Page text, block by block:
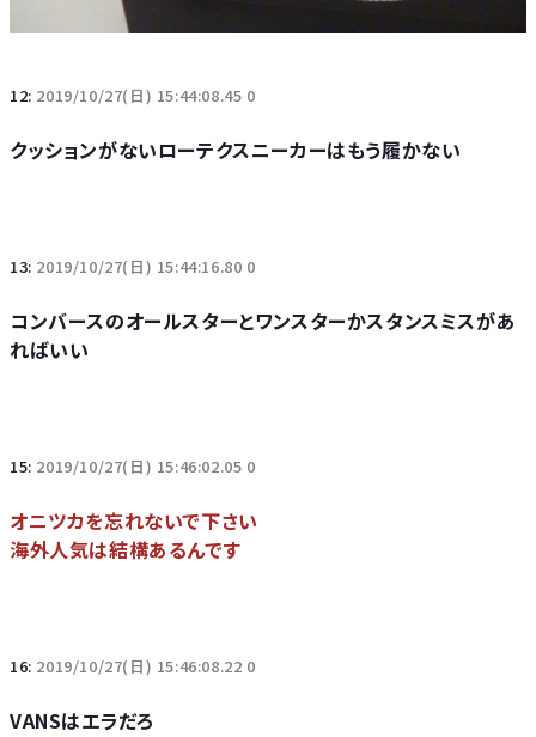
12: 2019/10/27(日) 15:44:08.45 0
クッションがないローテクスニーカーはもう履かない
13: 2019/10/27(日) 15:44:16.80 0
コンバースのオールスターとワンスターかスタンスミスがあ
ればいい
15: 2019/10/27(日) 15:46:02.05 0
オニツカを忘れないで下さい
海外人気は結構あるんです
16: 2019/10/27(日) 15:46:08.22 0
VANSはエラだろ